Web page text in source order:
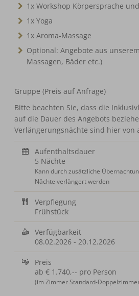
1x Workshop Körpersprache
1x Yoga
1x Aroma-Massage
Optional: Angebote aus
Massagen, Bäder etc.)
Gruppe (Preis auf Anfrage)
Bitte beachten Sie, dass die
auf die Dauer des Angebots
Verlängerungsnächte sind hier von
Aufenthaltsdauer
5 Nächte
Kann durch zusätzliche
Nächte verlängert werden
Verpflegung
Frühstück
Verfügbarkeit
08.02.2026 -20.12.2026
Preis
ab€ 1.740,-- pro Person
(im Zimmer Standard-